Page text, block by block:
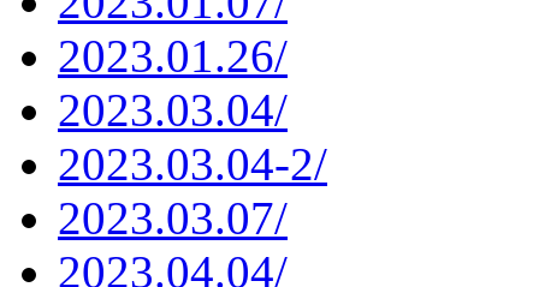
2023.01.26/
2023.03.04/
2023.03.04-2/
2023.03.07/
2023.04.04/